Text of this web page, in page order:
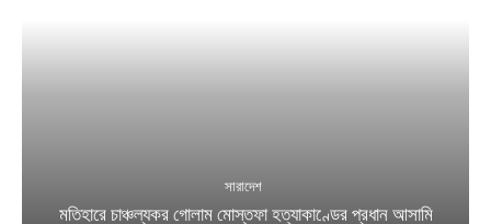
সারাদেশ
মতিহারে চাঞ্চল্যকর গোলাম মোস্তফা হত্যাকাণ্ডের প্রধান আসামি